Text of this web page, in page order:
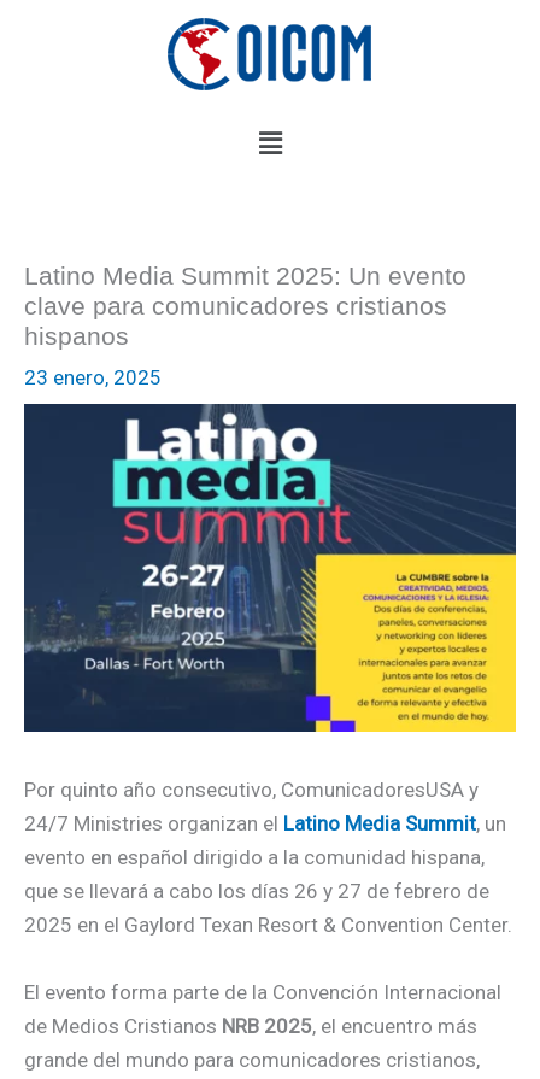
Menú
Latino Media Summit 2025: Un evento
clave para comunicadores cristianos
hispanos
23 enero, 2025
Por quinto año consecutivo, ComunicadoresUSA y
24/7 Ministries organizan el Latino Media Summit, un
evento en español dirigido a la comunidad hispana,
que se llevará a cabo los días 26 y 27 de febrero de
2025 en el Gaylord Texan Resort & Convention Center.
El evento forma parte de la Convención Internacional
de Medios Cristianos NRB 2025, el encuentro más
grande del mundo para comunicadores cristianos,